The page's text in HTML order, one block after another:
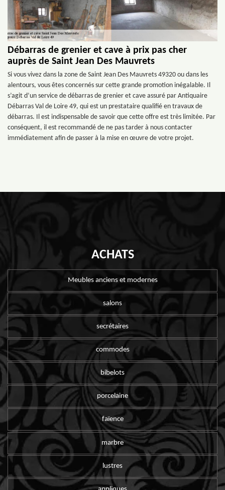
Débarras de grenier et cave à prix pas cher
auprès de Saint Jean Des Mauvrets
Si vous vivez dans la zone de Saint Jean Des Mauvrets 49320 ou dans les
alentours, vous êtes concernés sur cette grande promotion inégalable. Il
s’agit d’un service de débarras de grenier et cave assuré par Antiquaire
Débarras Val de Loire 49, qui est un prestataire qualifié en travaux de
débarras. Il est indispensable de savoir que cette offre est très limitée. Par
conséquent, il est recommandé de ne pas tarder à nous contacter
immédiatement afin de passer à la mise en œuvre de votre projet.
ACHATS
Meubles anciens et modernes
salons
secrétaires
commodes
bibelots
porcelaine
faïence
marbre
lustres